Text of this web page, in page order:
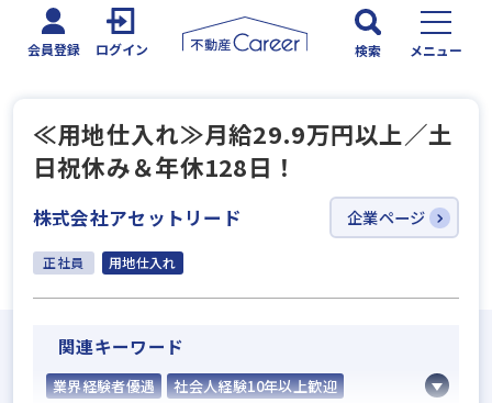
会員登録 ログイン 検索 メニュー
≪用地仕入れ≫月給29.9万円以上／土
日祝休み＆年休128日！
株式会社アセットリード 企業ページ
正社員 用地仕入れ
関連キーワード
業界経験者優遇
社会人経験10年以上歓迎